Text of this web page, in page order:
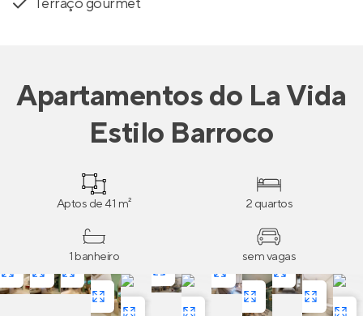
Apartamentosdo La Vida
Estilo Barroco
Aptos de 41 m² 2 quartos
1 banheiro sem vagas